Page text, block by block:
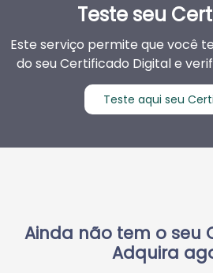
Teste seu
Este serviço permite que você
do seu Certificado Digital e
Teste aqui seu
Ainda não tem o seu
Adquira